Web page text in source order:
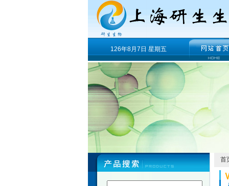
126年8月7日 星期五
首